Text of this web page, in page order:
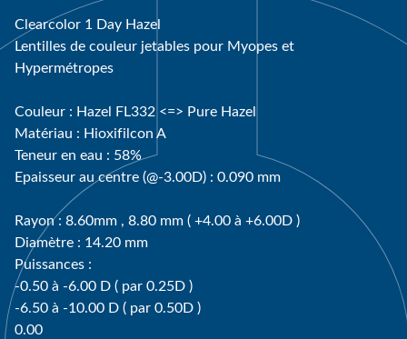
Clearcolor 1 Day Hazel
Lentilles de couleur jetables pour Myopes et
Hypermétropes
Couleur : Hazel FL332 <=> Pure Hazel
Matériau : Hioxifilcon A
Teneur en eau : 58%
Epaisseur au centre (@-3.00D) : 0.090 mm
Rayon : 8.60mm , 8.80 mm ( +4.00 à +6.00D )
Diamètre : 14.20 mm
Puissances :
-0.50 à -6.00 D ( par 0.25D )
-6.50 à -10.00 D ( par 0.50D )
0.00